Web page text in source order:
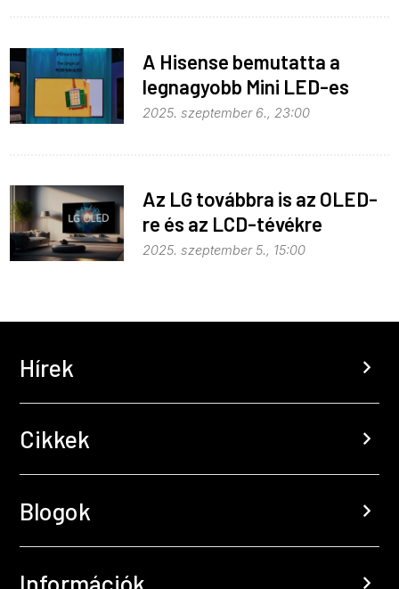
A Hisense bemutatta a
legnagyobb Mini LED-es
tévét
2025. szeptember 6., 23:00
Az LG továbbra is az OLED-
re és az LCD-tévékre
koncentrál
2025. szeptember 5., 15:00
Hírek chevron_right
Cikkek chevron_right
Blogok chevron_right
Információk